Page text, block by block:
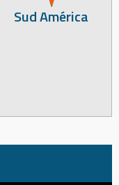
Sud América